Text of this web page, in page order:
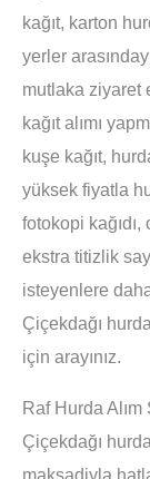
kağıt, karton
yerler
mutlaka ziyaret
kağıt alımı
kuşe kağıt,
yüksek fiyatla
fotokopi kağıdı,
ekstra titizlik
isteyenlere
Çiçekdağı
için arayınız.
Raf Hurda Alım
Çiçekdağı
maksadiyla